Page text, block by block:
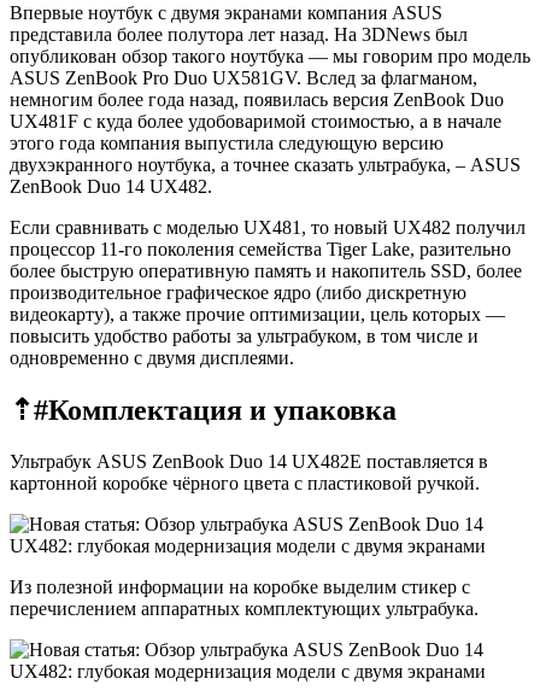
Впервые ноутбук с двумя экранами компания ASUS
представила более полутора лет назад. На 3DNews был
опубликован обзор такого ноутбука — мы говорим про модель
ASUS ZenBook Pro Duo UX581GV. Вслед за флагманом,
немногим более года назад, появилась версия ZenBook Duo
UX481F с куда более удобоваримой стоимостью, а в начале
этого года компания выпустила следующую версию
двухэкранного ноутбука, а точнее сказать ультрабука, – ASUS
ZenBook Duo 14 UX482.
Если сравнивать с моделью UX481, то новый UX482 получил
процессор 11-го поколения семейства Tiger Lake, разительно
более быструю оперативную память и накопитель SSD, более
производительное графическое ядро (либо дискретную
видеокарту), а также прочие оптимизации, цель которых —
повысить удобство работы за ультрабуком, в том числе и
одновременно с двумя дисплеями.
⇡#Комплектация и упаковка
Ультрабук ASUS ZenBook Duo 14 UX482E поставляется в
картонной коробке чёрного цвета с пластиковой ручкой.
Из полезной информации на коробке выделим стикер с
перечислением аппаратных комплектующих ультрабука.